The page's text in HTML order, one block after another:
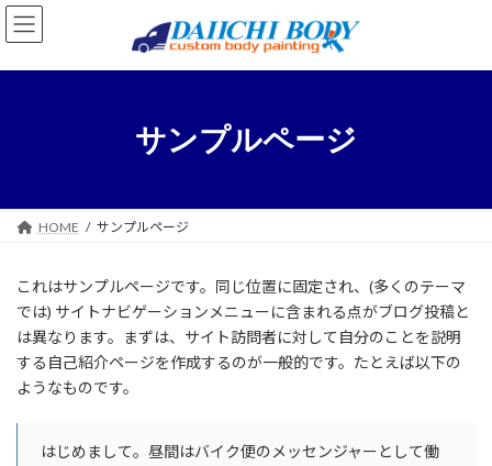
コ
ン
ン
プ
ナ
ビ
ー
動
サンプルページ
HOME サンプルページ
これはサンプルページです。同じ位置に固定され、(多くのテーマ
では) サイトナビゲーションメニューに含まれる点がブログ投稿と
は異なります。まずは、サイト訪問者に対して自分のことを説明
する自己紹介ページを作成するのが一般的です。たとえば以下の
ようなものです。
はじめまして。昼間はバイク便のメッセンジャーとして働